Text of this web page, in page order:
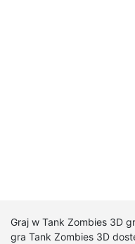
Graj w Tank Zombies 3D
gra Tank Zombies 3D